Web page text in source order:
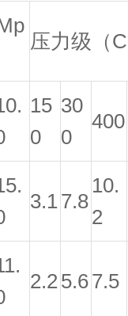
压力级（
15
0
30
0
400
3.17.8
10.
2
2.25.67.5